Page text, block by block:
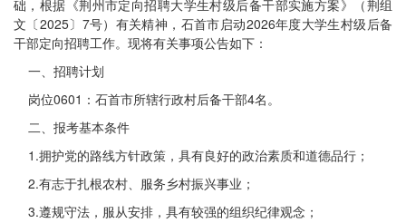
础，根据《荆州市定向招聘大学生村级后备干部实施方案》（荆组
文〔2025〕7号）有关精神，石首市启动2026年度大学生村级后备
干部定向招聘工作。现将有关事项公告如下：
一、招聘计划
岗位0601：石首市所辖行政村后备干部4名。
二、报考基本条件
1.拥护党的路线方针政策，具有良好的政治素质和道德品行；
2.有志于扎根农村、服务乡村振兴事业；
3.遵规守法，服从安排，具有较强的组织纪律观念；